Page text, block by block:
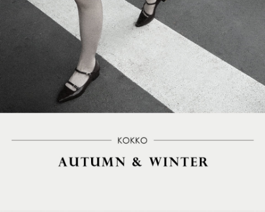
５．嚴禁一人註冊多個帳號或使用他人資訊註冊。若發現惡意使用之情形，
恩沛科技股份有限公司將有權停止該用戶之使用額度並採取法律行動。